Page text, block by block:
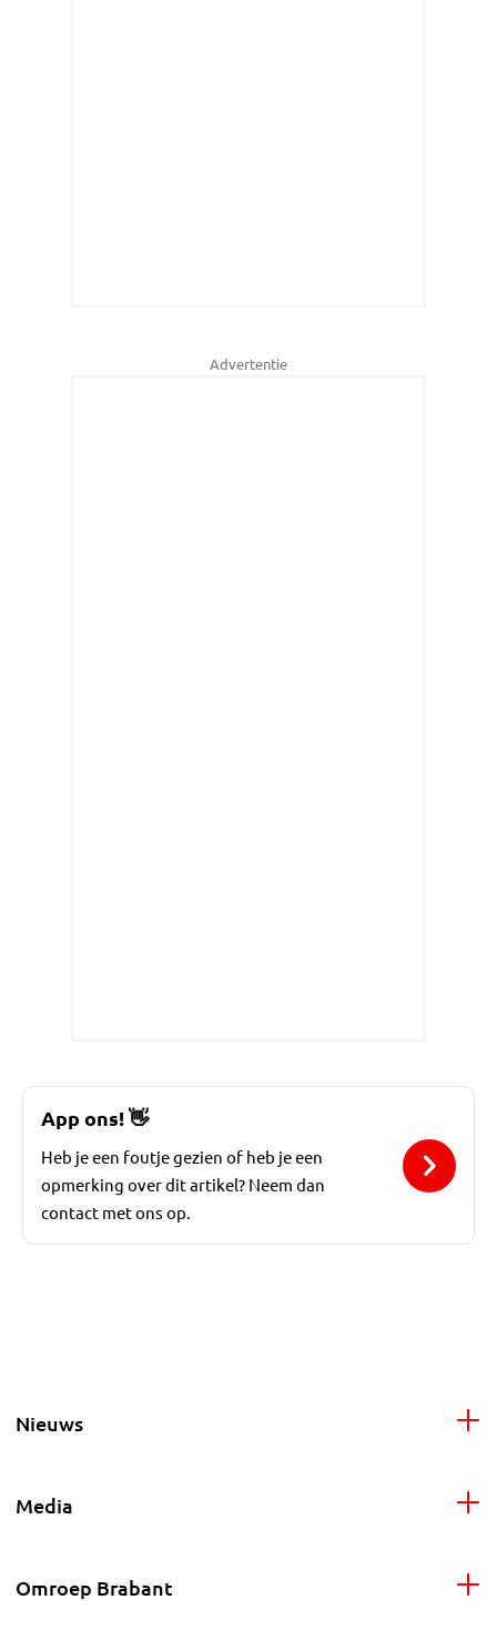
Advertentie
App ons!👋
Heb je een foutje gezien of heb je een
opmerking over dit artikel? Neem dan
contact met ons op.
Nieuws
Media
Omroep Brabant